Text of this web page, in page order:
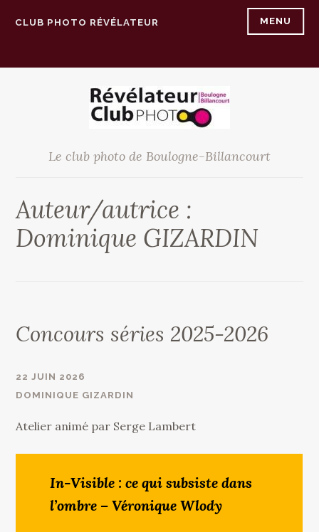
CLUB PHOTO RÉVÉLATEUR MENU
Le club photo de Boulogne-Billancourt
Auteur/autrice :
Dominique GIZARDIN
Concours séries 2025-2026
22 JUIN 2026
DOMINIQUE GIZARDIN
Atelier animé par Serge Lambert
In-Visible : ce qui subsiste dans
l’ombre – Véronique Wlody